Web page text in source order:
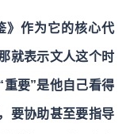
》作为它的核心代
就表示文人这个时
要”是他自己看得
要协助甚至要指导